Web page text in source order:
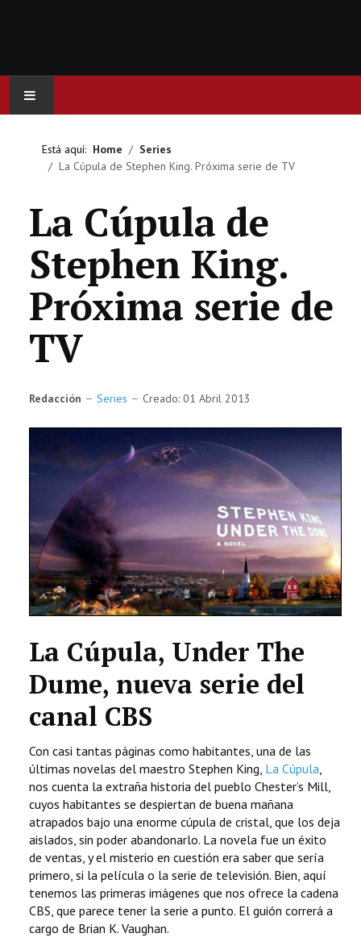
ACTUALIDAD
CINE
SERIES
JUEGOS
OCIO
CIENCIA
CULTURA
SALUD
Está aquí: Home
Series
La Cúpula de Stephen King. Próxima serie de TV
La Cúpula de
Stephen King.
Próxima serie de
TV
Redacción Series Creado: 01 Abril 2013
La Cúpula, Under The
Dume, nueva serie del
canal CBS
Con casi tantas páginas como habitantes, una de las
últimas novelas del maestro Stephen King, La Cúpula
nos cuenta la extraña historia del pueblo Chester’s Mill,
cuyos habitantes se despiertan de buena mañana
atrapados bajo una enorme cúpula de cristal, que los deja
aislados, sin poder abandonarlo. La novela fue un éxito
de ventas, y el misterio en cuestión era saber que sería
primero, si la película o la serie de televisión. Bien, aquí
tenemos las primeras imágenes que nos ofrece la cadena
CBS, que parece tener la serie a punto. El guión correrá a
cargo de Brian K. Vaughan.